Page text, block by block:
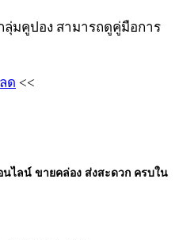
มคูปอง สามารถดูคู่มือการ
ด <<
นไลน์ ขายคล่อง ส่งสะดวก ครบใน